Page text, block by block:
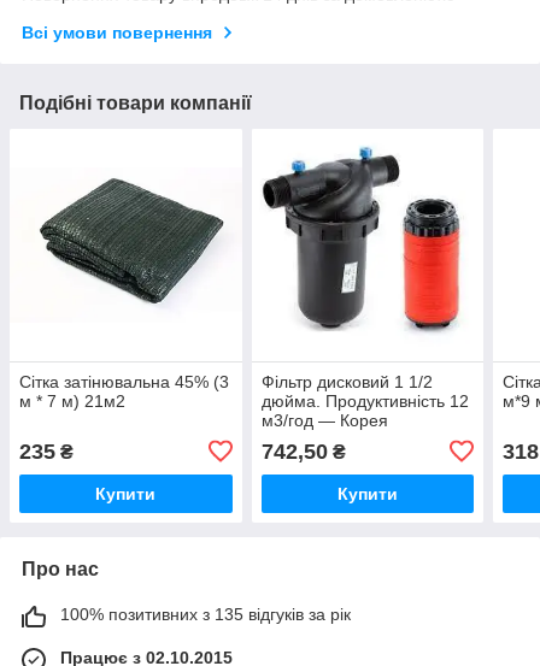
Всі умови повернення
Подібні товари компанії
Сітка затінювальна 45% (3
м * 7 м) 21м2
235 ₴
Купити
Фільтр дисковий 1 1/2
дюйма. Продуктивність 12
м3/год — Корея
742,50₴
Купити
м*9
318
Про нас
100% позитивних з 135 відгуків за рік
Працює з 02.10.2015